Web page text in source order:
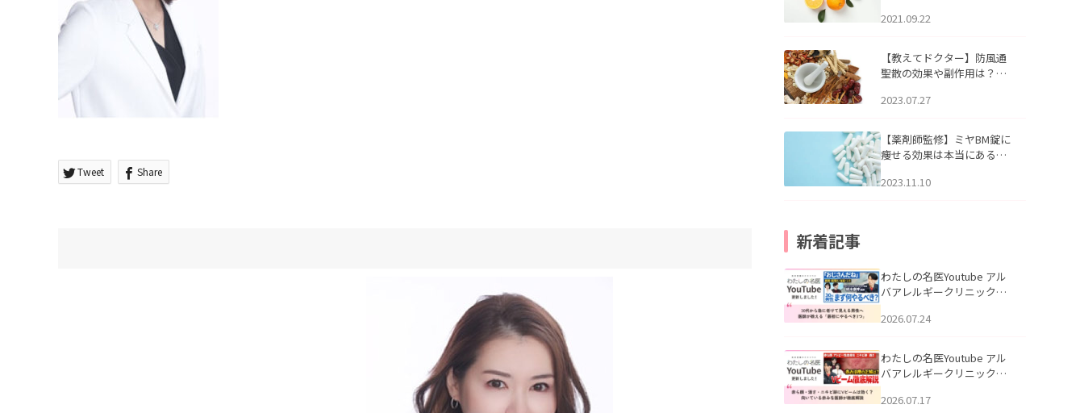
Tweet Share
2021.09.22
【教えてドクター】防風通
聖散の効果や副作用は？長
2023.07.27
【薬剤師監修】ミヤBM錠に
痩せる効果は本当にある
2023.11.10
新着記事
わたしの名医Youtube アル
バアレルギークリニック札
える男性へ｜医師が教える
公開いたしました。
2026.07.24
わたしの名医Youtube アル
バアレルギークリニック札
跡にVビームは効く？向いて
2026.07.17